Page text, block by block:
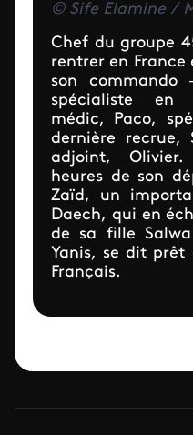
© Sife Elamine /
Chef du groupe
rentrer en France
son commando
spécialiste en
médic, Paco,
dernière recrue,
adjoint,
heures de son
Zaïd, un
Daech, qui en
de sa fille
Yanis, se dit prêt
Français.